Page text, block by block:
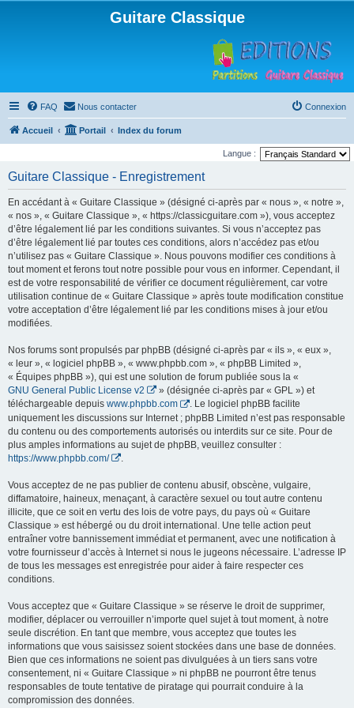
Guitare Classique
FAQ Nous contacter Connexion
Accueil Portail Index du forum
Langue :
Guitare Classique - Enregistrement
En accédant à « Guitare Classique » (désigné ci-après par « nous », « notre »,
« nos », « Guitare Classique », « https://classicguitare.com »), vous acceptez
d’être légalement lié par les conditions suivantes. Si vous n’acceptez pas
d’être légalement lié par toutes ces conditions, alors n’accédez pas et/ou
n’utilisez pas « Guitare Classique ». Nous pouvons modifier ces conditions à
tout moment et ferons tout notre possible pour vous en informer. Cependant, il
est de votre responsabilité de vérifier ce document régulièrement, car votre
utilisation continue de « Guitare Classique » après toute modification constitue
votre acceptation d’être légalement lié par les conditions mises à jour et/ou
modifiées.
Nos forums sont propulsés par phpBB (désigné ci-après par « ils », « eux »,
« leur », « logiciel phpBB », « www.phpbb.com », « phpBB Limited »,
« Équipes phpBB »), qui est une solution de forum publiée sous la «
GNU General Public License v2
» (désignée ci-après par « GPL ») et
téléchargeable depuis www.phpbb.com
. Le logiciel phpBB facilite
uniquement les discussions sur Internet ; phpBB Limited n’est pas responsable
du contenu ou des comportements autorisés ou interdits sur ce site. Pour de
plus amples informations au sujet de phpBB, veuillez consulter :
https://www.phpbb.com/
Vous acceptez de ne pas publier de contenu abusif, obscène, vulgaire,
diffamatoire, haineux, menaçant, à caractère sexuel ou tout autre contenu
illicite, que ce soit en vertu des lois de votre pays, du pays où « Guitare
Classique » est hébergé ou du droit international. Une telle action peut
entraîner votre bannissement immédiat et permanent, avec une notification à
votre fournisseur d’accès à Internet si nous le jugeons nécessaire. L’adresse IP
de tous les messages est enregistrée pour aider à faire respecter ces
conditions.
Vous acceptez que « Guitare Classique » se réserve le droit de supprimer,
modifier, déplacer ou verrouiller n’importe quel sujet à tout moment, à notre
seule discrétion. En tant que membre, vous acceptez que toutes les
informations que vous saisissez soient stockées dans une base de données.
Bien que ces informations ne soient pas divulguées à un tiers sans votre
consentement, ni « Guitare Classique » ni phpBB ne pourront être tenus
responsables de toute tentative de piratage qui pourrait conduire à la
compromission des données.